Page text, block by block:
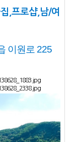
,프로샵,남/여
이원로 225